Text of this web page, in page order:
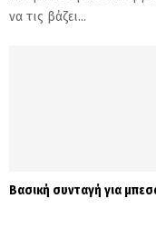
να τις βάζει...
Βασική συνταγή για